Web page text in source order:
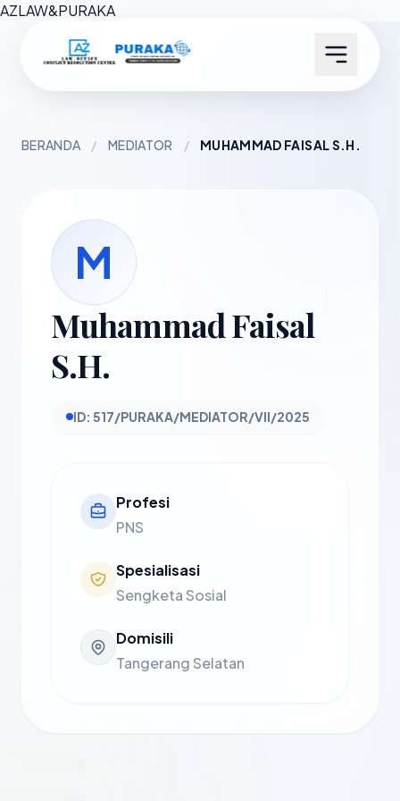
AZLAW&PURAKA
BERANDA / MEDIATOR / MUHAMMAD FAISAL S.H.
M
Muhammad Faisal
S.H.
ID: 517/PURAKA/MEDIATOR/VII/2025
Profesi
PNS
Spesialisasi
Sengketa Sosial
Domisili
Tangerang Selatan